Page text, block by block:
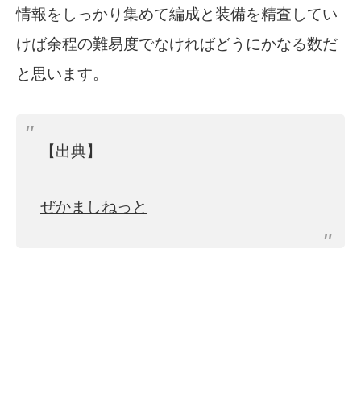
情報をしっかり集めて編成と装備を精査してい
けば余程の難易度でなければどうにかなる数だ
と思います。
【出典】
ぜかましねっと